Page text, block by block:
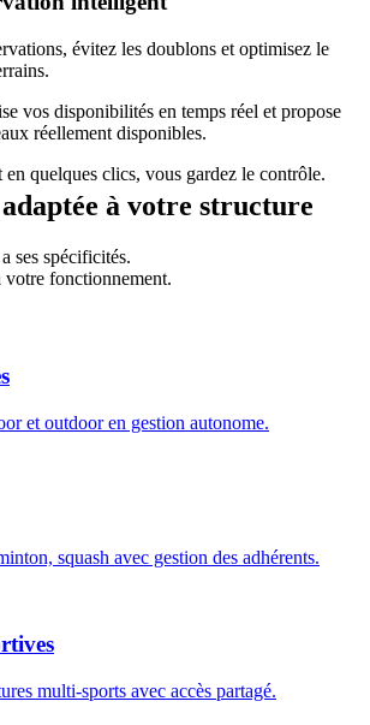
évitez les doublons et optimisez le
vos disponibilités en temps réel et propose
réellement disponibles.
en quelques clics, vous gardez le contrôle.
à votre structure
ses spécificités.
fonctionnement.
et outdoor en gestion autonome.
squash avec gestion des adhérents.
multi-sports avec accès partagé.